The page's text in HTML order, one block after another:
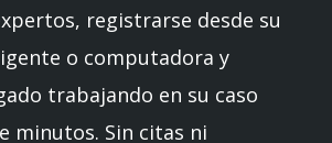
registrarse desde su
o computadora y
trabajando en su caso
minutos. Sin citas ni